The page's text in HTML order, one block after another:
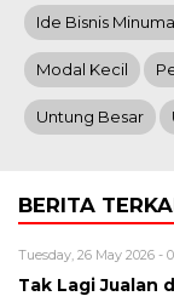
Ide Bisnis
Modal Kecil
Untung Besar
BERITA
Tuesday, 26 May 2026 -
Tak Lagi Jualan